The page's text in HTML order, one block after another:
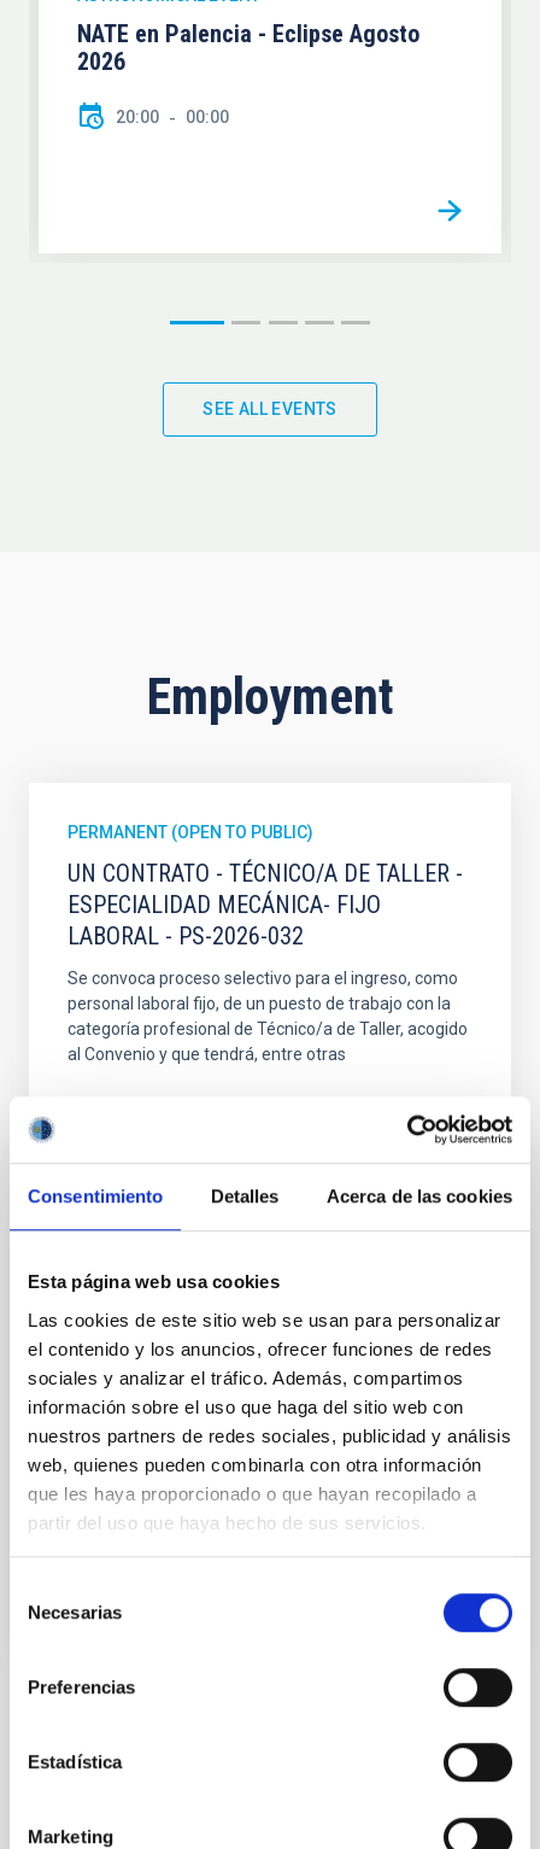
Consentimiento Detalles Acerca de las cookies
Esta página web usa cookies
Las cookies de este sitio web se usan para personalizar
el contenido y los anuncios, ofrecer funciones de redes
sociales y analizar el tráfico. Además, compartimos
información sobre el uso que haga del sitio web con
nuestros partners de redes sociales, publicidad y análisis
web, quienes pueden combinarla con otra información
que les haya proporcionado o que hayan recopilado a
partir del uso que haya hecho de sus servicios.
Necesarias
Preferencias
Estadística
Marketing
NATE en Palencia - Eclipse Agosto
2026
20:00 00:00
SEE ALL EVENTS
Employment
PERMANENT (OPEN TO PUBLIC)
UN CONTRATO - TÉCNICO/A DE TALLER -
ESPECIALIDAD MECÁNICA- FIJO
LABORAL - PS-2026-032
Se convoca proceso selectivo para el ingreso, como
personal laboral fijo, de un puesto de trabajo con la
categoría profesional de Técnico/a de Taller, acogido
al Convenio y que tendrá, entre otras
MANTENIMIENTO GENERAL
OBSERVATORIOS (ORM-LA PALMA) - FIJO
LABORAL -PS-2026-031
Se convoca proceso selectivo para el ingreso, como
personal laboral fijo, de un puesto de trabajo con la
categoría profesional de Técnico/a Mantenimiento
General, acogido a Convenio y que tendrá
At the IAC we're always